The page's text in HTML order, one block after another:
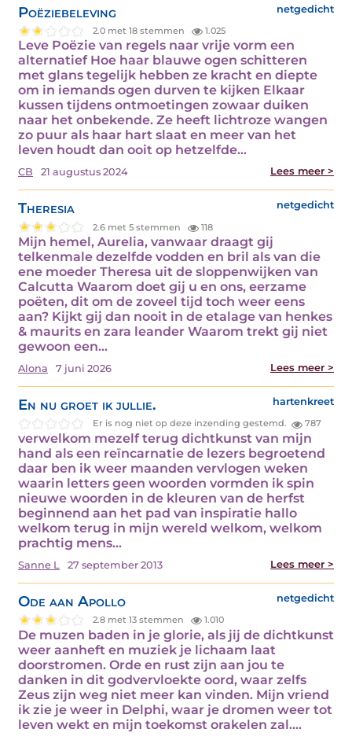
Poëziebeleving netgedicht
2.0 met 18 stemmen 1.025
Leve Poëzie van regels naar vrije vorm een
alternatief Hoe haar blauwe ogen schitteren
met glans tegelijk hebben ze kracht en diepte
om in iemands ogen durven te kijken Elkaar
kussen tijdens ontmoetingen zowaar duiken
naar het onbekende. Ze heeft lichtroze wangen
zo puur als haar hart slaat en meer van het
leven houdt dan ooit op hetzelfde…
CB 21 augustus 2024 Lees meer >
Theresia netgedicht
2.6 met 5 stemmen 118
Mijn hemel, Aurelia, vanwaar draagt gij
telkenmale dezelfde vodden en bril als van die
ene moeder Theresa uit de sloppenwijken van
Calcutta Waarom doet gij u en ons, eerzame
poëten, dit om de zoveel tijd toch weer eens
aan? Kijkt gij dan nooit in de etalage van henkes
& maurits en zara leander Waarom trekt gij niet
gewoon een…
Alona 7 juni 2026 Lees meer >
En nu groet ik jullie. hartenkreet
Er is nog niet op deze inzending gestemd. 787
verwelkom mezelf terug dichtkunst van mijn
hand als een reïncarnatie de lezers begroetend
daar ben ik weer maanden vervlogen weken
waarin letters geen woorden vormden ik spin
nieuwe woorden in de kleuren van de herfst
beginnend aan het pad van inspiratie hallo
welkom terug in mijn wereld welkom, welkom
prachtig mens…
Sanne L 27 september 2013 Lees meer >
Ode aan Apollo netgedicht
2.8 met 13 stemmen 1.010
De muzen baden in je glorie, als jij de dichtkunst
weer aanheft en muziek je lichaam laat
doorstromen. Orde en rust zijn aan jou te
danken in dit godvervloekte oord, waar zelfs
Zeus zijn weg niet meer kan vinden. Mijn vriend
ik zie je weer in Delphi, waar je dromen weer tot
leven wekt en mijn toekomst orakelen zal.…